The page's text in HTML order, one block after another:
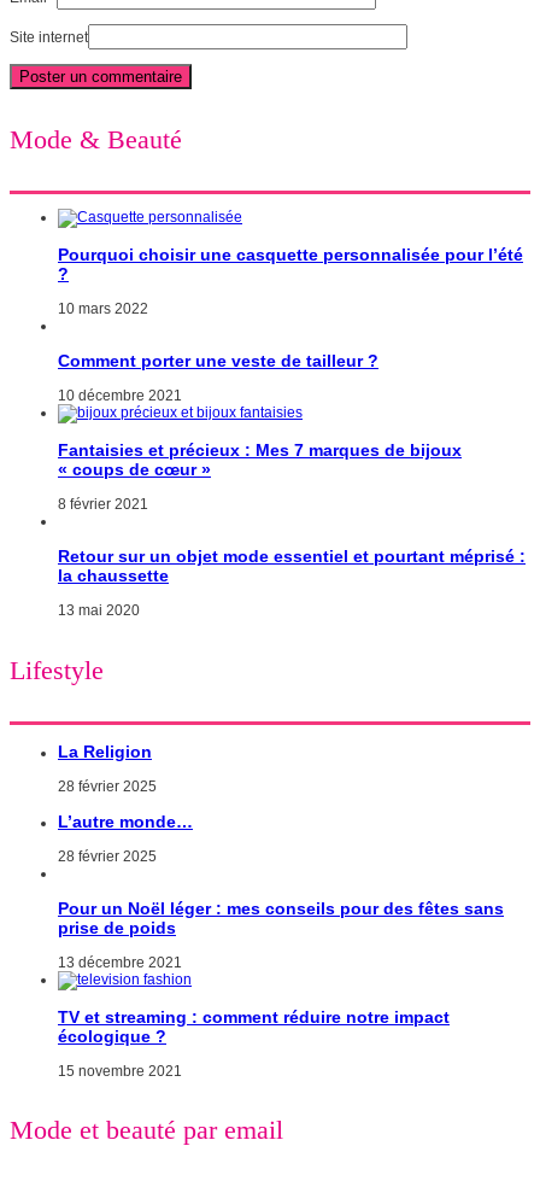
Site internet
Mode & Beauté
Pourquoi choisir une casquette personnalisée pour l’été
?
10 mars 2022
Comment porter une veste de tailleur ?
10 décembre 2021
Fantaisies et précieux : Mes 7 marques de bijoux
« coups de cœur »
8 février 2021
Retour sur un objet mode essentiel et pourtant méprisé :
la chaussette
13 mai 2020
Lifestyle
La Religion
28 février 2025
L’autre monde…
28 février 2025
Pour un Noël léger : mes conseils pour des fêtes sans
prise de poids
13 décembre 2021
TV et streaming : comment réduire notre impact
écologique ?
15 novembre 2021
Mode et beauté par email